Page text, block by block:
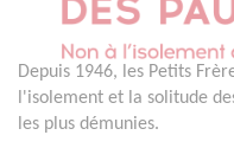
Depuis 1946, les Petits
l'isolement et la solitude
les plus démunies.